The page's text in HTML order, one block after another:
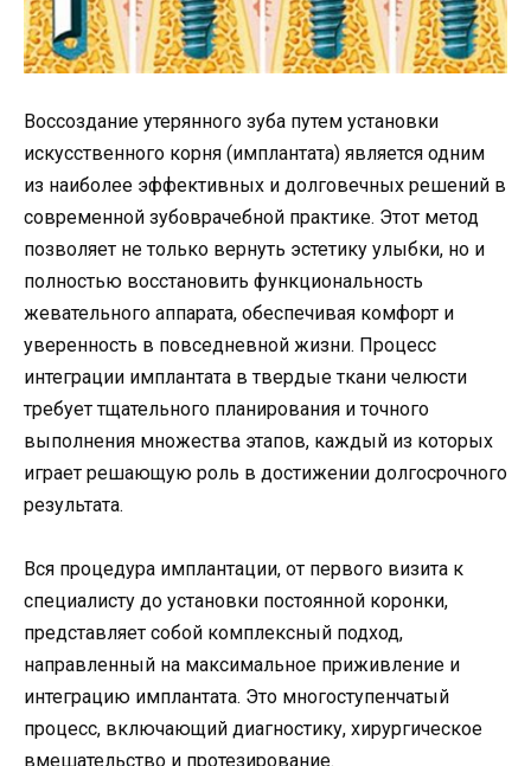
Воссоздание утерянного зуба путем установки
искусственного корня (имплантата) является одним
из наиболее эффективных и долговечных решений в
современной зубоврачебной практике. Этот метод
позволяет не только вернуть эстетику улыбки, но и
полностью восстановить функциональность
жевательного аппарата, обеспечивая комфорт и
уверенность в повседневной жизни. Процесс
интеграции имплантата в твердые ткани челюсти
требует тщательного планирования и точного
выполнения множества этапов, каждый из которых
играет решающую роль в достижении долгосрочного
результата.
Вся процедура имплантации, от первого визита к
специалисту до установки постоянной коронки,
представляет собой комплексный подход,
направленный на максимальное приживление и
интеграцию имплантата. Это многоступенчатый
процесс, включающий диагностику, хирургическое
вмешательство и протезирование.